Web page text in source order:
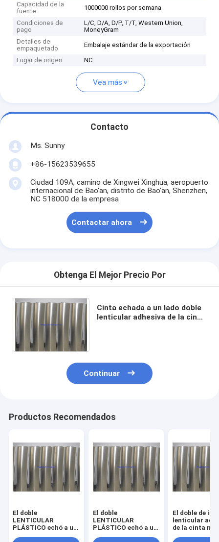
Capacidad de la
fuente
1000000 rollos por semana
Condiciones de
pago
L/C, D/A, D/P, T/T, Western Union,
MoneyGram
Detalles de
empaquetado
Embalaje estándar de la exportación
Lugar de origen NC
Vea más
Contacto
Ms. Sunny
+86-15623539655
Ciudad 109A, camino de Xingwei Xinghua, aeropuerto
internacional de Bao'an, distrito de Bao'an, Shenzhen,
NC 518000 de la empresa
Contactar ahora
Obtenga El Mejor Precio Por
Cinta echada a un lado doble
lenticular adhesiva de la cinta
Continuar
Productos Recomendados
El doble
LENTICULAR
PLÁSTICO echó a un
El doble
LENTICULAR
PLÁSTICO echó a un
El doble de
lenticular
de la cinta